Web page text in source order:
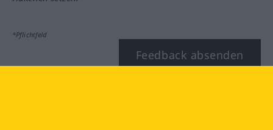
*Pflichtfeld
Feedback absenden